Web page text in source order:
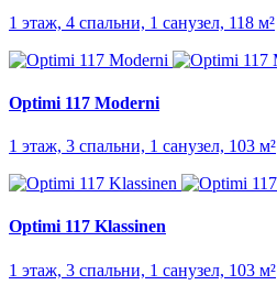
1 этаж, 4 спальни, 1 санузел, 118 м²
Optimi 117 Moderni
1 этаж, 3 спальни, 1 санузел, 103 м²
Optimi 117 Klassinen
1 этаж, 3 спальни, 1 санузел, 103 м²